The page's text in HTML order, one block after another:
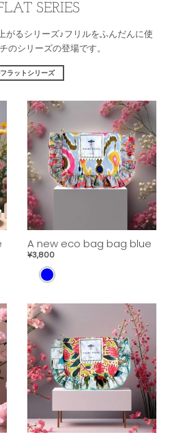
SERIES
がるシリーズ♪フリルをふんだんに使
のシリーズの登場です。
ラットシリーズ
A new eco bag bag blue
¥3,800
B
U
E